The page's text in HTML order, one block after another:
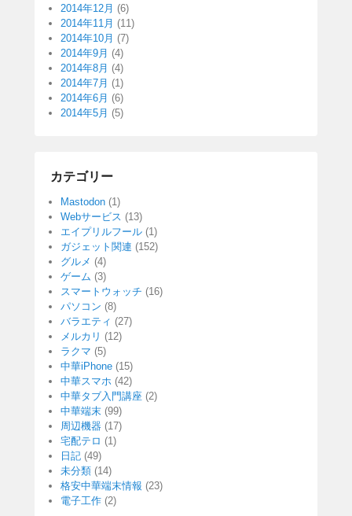
2014年12月 (6)
2014年11月 (11)
2014年10月 (7)
2014年9月 (4)
2014年8月 (4)
2014年7月 (1)
2014年6月 (6)
2014年5月 (5)
カテゴリー
Mastodon (1)
Webサービス (13)
エイプリルフール (1)
ガジェット関連 (152)
グルメ (4)
ゲーム (3)
スマートウォッチ (16)
パソコン (8)
バラエティ (27)
メルカリ (12)
ラクマ (5)
中華iPhone (15)
中華スマホ (42)
中華タブ入門講座 (2)
中華端末 (99)
周辺機器 (17)
宅配テロ (1)
日記 (49)
未分類 (14)
格安中華端末情報 (23)
電子工作 (2)